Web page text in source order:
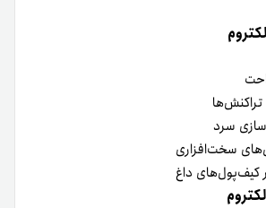
تراکنش‌ها
سرد
سخت‌افزاری
کیف‌پول‌های داغ